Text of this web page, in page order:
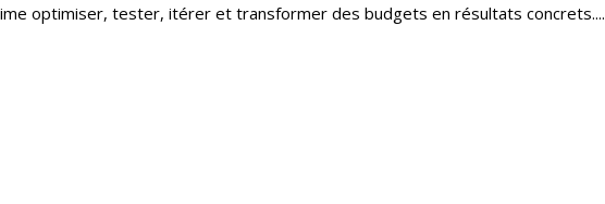
optimiser, tester, itérer et transformer des budgets en résultats concrets....